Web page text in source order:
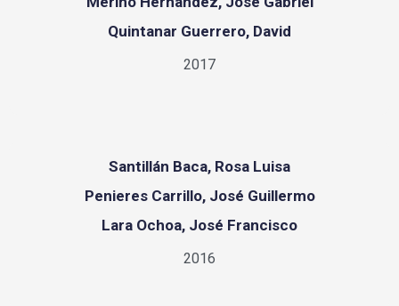
Quintanar Guerrero, David
2017
Santillán Baca, Rosa Luisa
Penieres Carrillo, José Guillermo
Lara Ochoa, José Francisco
2016